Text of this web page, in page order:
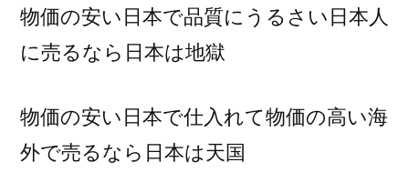
物価の安い日本で品質にうるさい日本人
に売るなら日本は地獄
物価の安い日本で仕入れて物価の高い海
外で売るなら日本は天国